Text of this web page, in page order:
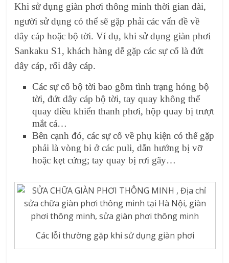
Khi sử dụng giàn phơi thông minh thời gian dài,
người sử dụng có thể sẽ gặp phải các vấn đề về
dây cáp hoặc bộ tời. Ví dụ, khi sử dụng giàn phơi
Sankaku S1, khách hàng dễ gặp các sự cố làđứt
dây cáp, rối dây cáp.
Các sự cố bộ tời bao gồm tình trạng hỏng bộ
tời, đứt dây cáp bộ tời, tay quay không thể
quay điều khiển thanh phơi, hộp quay bị trượt
mắt cá…
Bên cạnh đó, các sự cố về phụ kiện có thể gặp
phải là vòng bi ở các puli, dẫn hướng bị vỡ
hoặc kẹt cứng; tay quay bị rơi gãy…
Các lỗi thường gặp khi sử dụng giàn phơi